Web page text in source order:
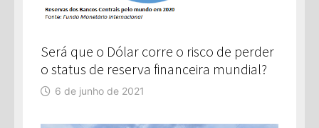
Será que o Dólar corre o risco de perder
o status de reserva financeira mundial?
6 de junho de 2021